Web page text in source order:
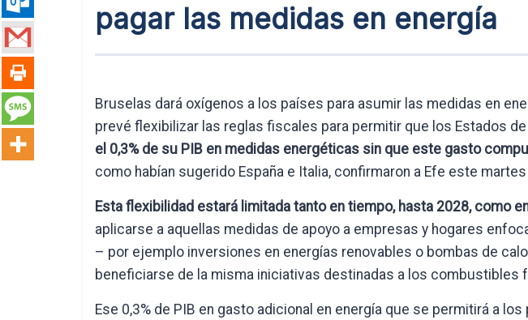
pagar las medidas en energía
Bruselas dará oxígenos a los países para asumir las medidas en
prevé flexibilizar las reglas fiscales para permitir que los Estados de
el 0,3% de su PIB en medidas energéticas sin que este gasto
como habían sugerido España e Italia, confirmaron a Efe este
Esta flexibilidad estará limitada tanto en tiempo, hasta 2028, como
aplicarse a aquellas medidas de apoyo a empresas y hogares
– por ejemplo inversiones en energías renovables o bombas de
beneficiarse de la misma iniciativas destinadas a los combustibles
Ese 0,3% de PIB en gasto adicional en energía que se permitirá a